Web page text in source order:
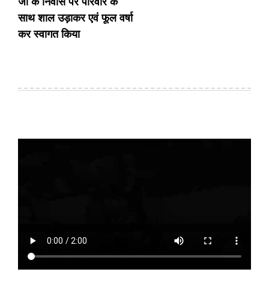
साथ शाल उड़ाकर एवं फूल वर्षा
कर स्वागत किया